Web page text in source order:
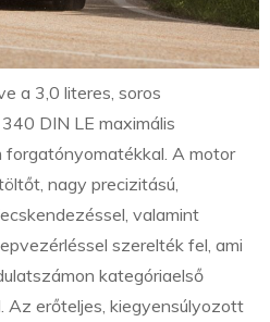
a 3,0 literes, soros
DIN LE maximális
A motor
nagy precizitású,
valamint
szerelték fel, ami
kategóriaelső
erőteljes, kiegyensúlyozott